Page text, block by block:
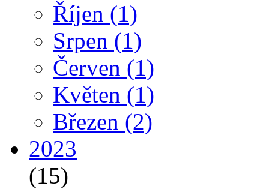
Říjen (1)
Srpen (1)
Červen (1)
Květen (1)
Březen (2)
2023
(15)